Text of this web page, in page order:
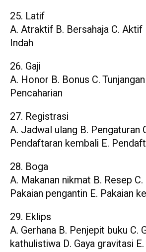
25. Latif
A. Atraktif B. Bersahaja C. Aktif
Indah
26. Gaji
A. Honor B. Bonus C.
Pencaharian
27. Registrasi
A. Jadwal ulang B. Pengaturan
Pendaftaran kembali E.
28. Boga
A. Makanan nikmat B. Resep C.
Pakaian pengantin E. Pakaian
29. Eklips
A. Gerhana B. Penjepit buku C.
kathulistiwa D. Gaya gravitasi